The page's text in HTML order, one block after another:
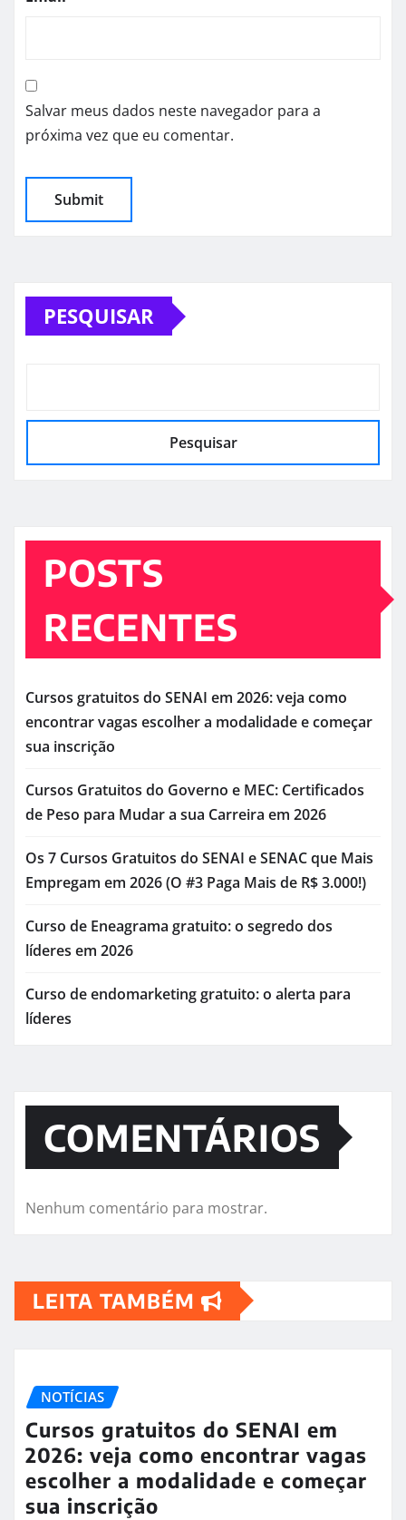
Salvar meus dados neste navegador para a
próxima vez que eu comentar.
PESQUISAR
Pesquisar
POSTS
RECENTES
Cursos gratuitos do SENAI em 2026: veja como
encontrar vagas escolher a modalidade e começar
sua inscrição
Cursos Gratuitos do Governo e MEC: Certificados
de Peso para Mudar a sua Carreira em 2026
Os 7 Cursos Gratuitos do SENAI e SENAC que Mais
Empregam em 2026 (O #3 Paga Mais de R$ 3.000!)
Curso de Eneagrama gratuito: o segredo dos
líderes em 2026
Curso de endomarketing gratuito: o alerta para
líderes
COMENTÁRIOS
Nenhum comentário para mostrar.
LEITA TAMBÉM
NOTÍCIAS
Cursos gratuitos do SENAI em
2026: veja como encontrar vagas
escolher a modalidade e começar
sua inscrição